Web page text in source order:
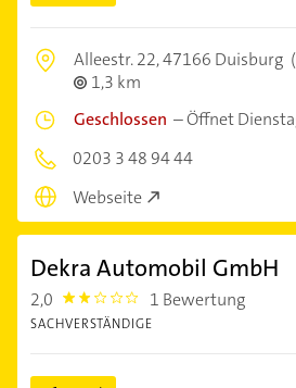
Alleestr. 22,47166 Duisburg
1,3 km
Geschlossen –Öffnet
0203 3 48 94 44
Webseite
Dekra Automobil GmbH
2,0 2.0 1 Bewertung
SACHVERSTÄNDIGE